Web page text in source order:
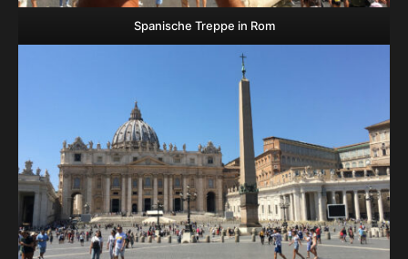
Spanische Treppe in Rom